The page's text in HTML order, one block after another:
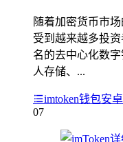
随着加密货币市
受到越来越多投
名的去中心化数
人存储、...
imtoken钱包安
07